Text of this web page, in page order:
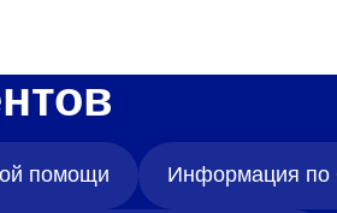
помощи Информация